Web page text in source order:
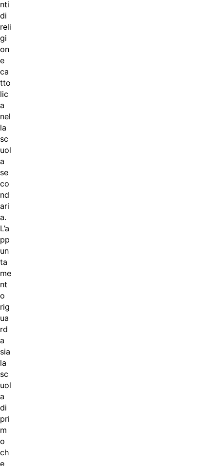
nti
di
reli
gi
on
e
ca
tto
lic
a
nel
la
sc
uol
a
se
co
nd
ari
a.
L’a
pp
un
ta
me
nt
o
rig
ua
rd
a
sia
la
sc
uol
a
di
pri
m
o
ch
e